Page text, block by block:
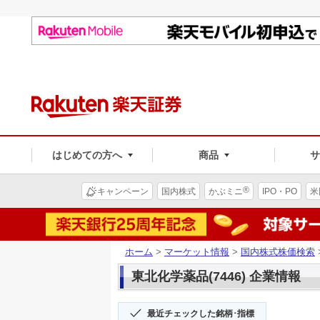
はじめての方へ 商品
キャンペーン 国内株式 かぶミニ® IPO・PO
ホーム > マーケット情報 > 国内株式株価検索
東北化学薬品(7446) 企業情報
最近チェックした銘柄･指標